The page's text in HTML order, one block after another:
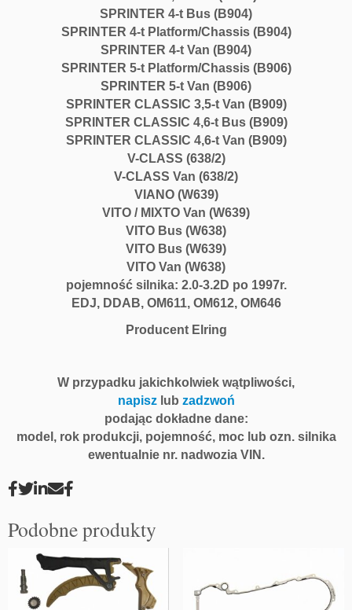
SPRINTER 4-t Bus (B904)
SPRINTER 4-t Platform/Chassis (B904)
SPRINTER 4-t Van (B904)
SPRINTER 5-t Platform/Chassis (B906)
SPRINTER 5-t Van (B906)
SPRINTER CLASSIC 3,5-t Van (B909)
SPRINTER CLASSIC 4,6-t Bus (B909)
SPRINTER CLASSIC 4,6-t Van (B909)
V-CLASS (638/2)
V-CLASS Van (638/2)
VIANO (W639)
VITO / MIXTO Van (W639)
VITO Bus (W638)
VITO Bus (W639)
VITO Van (W638)
pojemność silnika: 2.0-3.2D po 1997r.
EDJ, DDAB, OM611, OM612, OM646
Producent Elring
W przypadku jakichkolwiek wątpliwości,
napiszlub zadzwoń
podając dokładne dane:
model, rok produkcji, pojemność, moc lub ozn. silnika
ewentualnie nr. nadwozia VIN.
Podobne produkty